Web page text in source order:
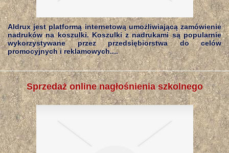
Aldrux jest platformą internetową umożliwiającą zamówienie
nadruków na koszulki. Koszulki z nadrukami są popularnie
wykorzystywane przez przedsiębiorstwa do celów
promocyjnych i reklamowych....
Sprzedaż online nagłośnienia szkolnego